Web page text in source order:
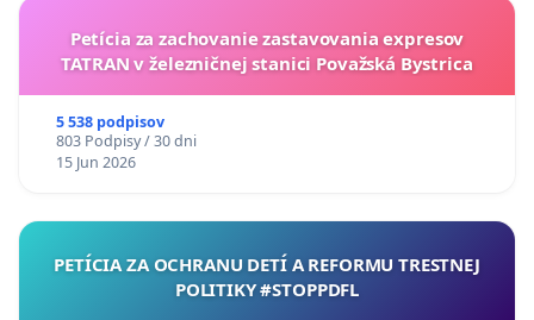
Petícia za zachovanie zastavovania expresov
TATRAN v železničnej stanici Považská Bystrica
5 538 podpisov
803 Podpisy / 30 dni
15 Jun 2026
PETÍCIA ZA OCHRANU DETÍ A REFORMU TRESTNEJ
POLITIKY #STOPPDFL